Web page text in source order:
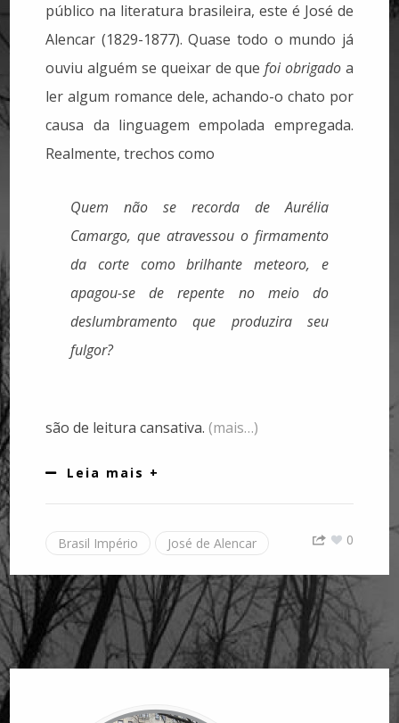
público na literatura brasileira, este é José de
Alencar (1829-1877). Quase todo o mundo já
ouviu alguém se queixar de quefoi obrigadoa
ler algum romance dele, achando-o chato por
causa da linguagem empolada empregada.
Realmente, trechos como
Quem não se recorda de Aurélia
Camargo, que atravessou o firmamento
da corte como brilhante meteoro, e
apagou-se de repente no meio do
deslumbramento que produzira seu
fulgor?
são de leitura cansativa.(mais…)
Leia mais +
Brasil Império José de Alencar 0